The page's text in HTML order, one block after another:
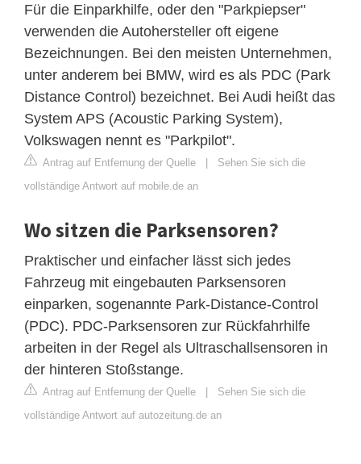
Für die Einparkhilfe, oder den "Parkpiepser"
verwenden die Autohersteller oft eigene
Bezeichnungen. Bei den meisten Unternehmen,
unter anderem bei BMW, wird es als PDC (Park
Distance Control) bezeichnet. Bei Audi heißt das
System APS (Acoustic Parking System),
Volkswagen nennt es "Parkpilot".
Antrag auf Entfernung der Quelle | Sehen Sie sich die
vollständige Antwort auf mobile.de an
Wo sitzen die Parksensoren?
Praktischer und einfacher lässt sich jedes
Fahrzeug mit eingebauten Parksensoren
einparken, sogenannte Park-Distance-Control
(PDC). PDC-Parksensoren zur Rückfahrhilfe
arbeiten in der Regel als Ultraschallsensoren in
der hinteren Stoßstange.
Antrag auf Entfernung der Quelle | Sehen Sie sich die
vollständige Antwort auf autozeitung.de an